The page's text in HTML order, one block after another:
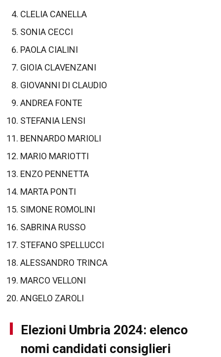
CLELIA CANELLA
SONIA CECCI
PAOLA CIALINI
GIOIA CLAVENZANI
GIOVANNI DI CLAUDIO
ANDREA FONTE
STEFANIA LENSI
BENNARDO MARIOLI
MARIO MARIOTTI
ENZO PENNETTA
MARTA PONTI
SIMONE ROMOLINI
SABRINA RUSSO
STEFANO SPELLUCCI
ALESSANDRO TRINCA
MARCO VELLONI
ANGELO ZAROLI
Elezioni Umbria 2024: elenco
nomi candidati consiglieri